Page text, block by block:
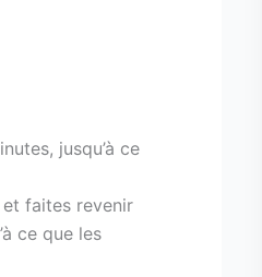
jusqu’à ce
et faites revenir
ce que les